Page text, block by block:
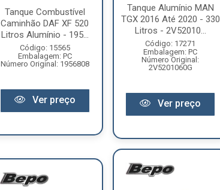
Tanque Combustível
Caminhão DAF XF 520
Litros Alumínio - 195...
Código: 15565
Embalagem: PC
Número Original: 1956808
Ver preço
Tanque Alumínio MAN
TGX 2016 Até 2020 - 330
Litros - 2V52010...
Código: 17271
Embalagem: PC
Número Original:
2V5201060G
Ver preço